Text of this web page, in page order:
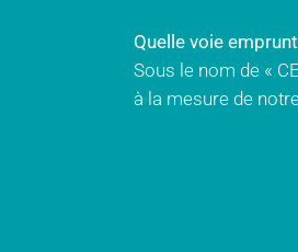
Quelle voie
Sous le nom de «
à la mesure de